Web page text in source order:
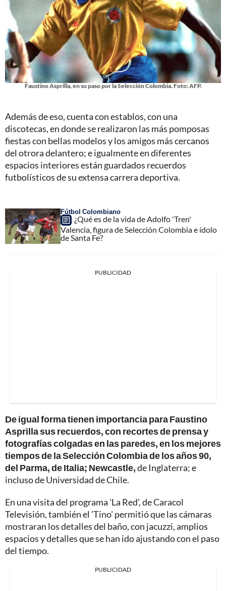
Faustino Asprilla, en su paso por la Selección Colombia. Foto: AFP.
Además de eso, cuenta con establos, con una
discotecas, en donde se realizaron las más pomposas
fiestas con bellas modelos y los amigos más cercanos
del otrora delantero; e igualmente en diferentes
espacios interiores están guardados recuerdos
futbolísticos de su extensa carrera deportiva.
Fútbol Colombiano
¿Qué es de la vida de Adolfo 'Tren'
Valencia, figura de Selección Colombia e ídolo
de Santa Fe?
PUBLICIDAD
De igual forma tienen importancia para Faustino
Asprilla sus recuerdos, con recortes de prensa y
fotografías colgadas en las paredes, en los mejores
tiempos de la Selección Colombia de los años 90,
del Parma, de Italia; Newcastle,de Inglaterra; e
incluso de Universidad de Chile.
En una visita del programa 'La Red', de Caracol
Televisión, también el 'Tino' permitió que las cámaras
mostraran los detalles del baño, con jacuzzi, amplios
espacios y detalles que se han ido ajustando con el paso
del tiempo.
PUBLICIDAD